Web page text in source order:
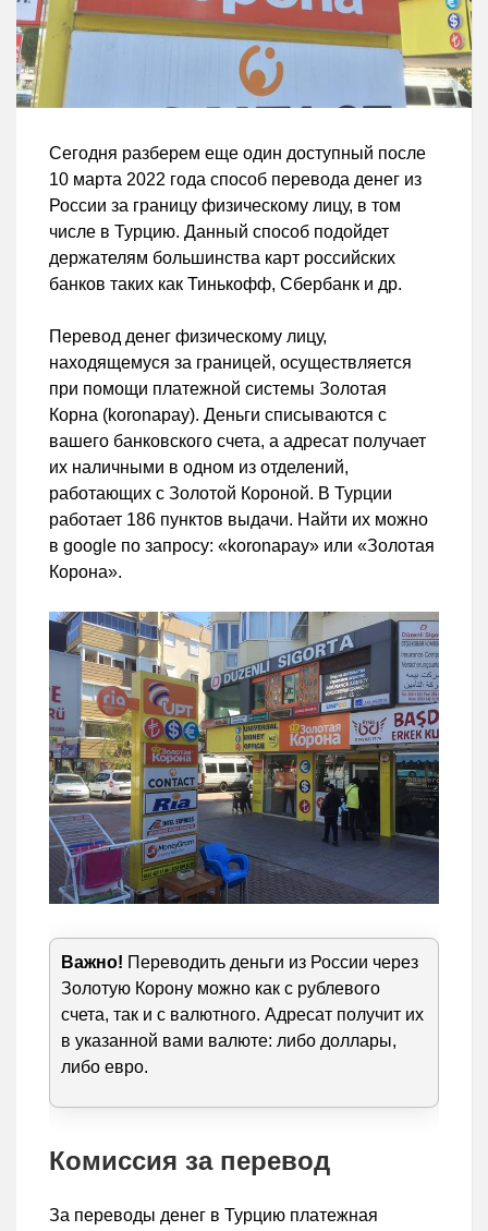
Сегодня разберем еще один доступный после
10 марта 2022 года способ перевода денег из
России за границу физическому лицу, в том
числе в Турцию. Данный способ подойдет
держателям большинства карт российских
банков таких как Тинькофф, Сбербанк и др.
Перевод денег физическому лицу,
находящемуся за границей, осуществляется
при помощи платежной системы Золотая
Корна (koronapay). Деньги списываются с
вашего банковского счета, а адресат получает
их наличными в одном из отделений,
работающих с Золотой Короной. В Турции
работает 186 пунктов выдачи. Найти их можно
в google по запросу: «koronapay» или «Золотая
Корона».
Важно! Переводить деньги из России через
Золотую Корону можно как с рублевого
счета, так и с валютного. Адресат получит их
в указанной вами валюте: либо доллары,
либо евро.
Комиссия за перевод
За переводы денег в Турцию платежная